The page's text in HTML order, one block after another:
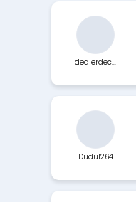
dealerdec...
Dudul264